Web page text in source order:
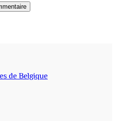
de Belgique